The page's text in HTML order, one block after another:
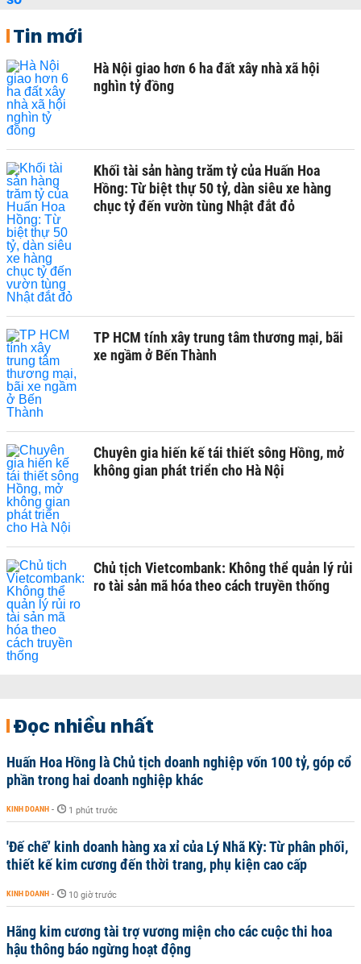
Tin mới
Hà Nội giao hơn 6 ha đất xây nhà xã hội
nghìn tỷ đồng
Khối tài sản hàng trăm tỷ của Huấn Hoa
Hồng: Từ biệt thự 50 tỷ, dàn siêu xe hàng
chục tỷ đến vườn tùng Nhật đắt đỏ
TP HCM tính xây trung tâm thương mại, bãi
xe ngầm ở Bến Thành
Chuyên gia hiến kế tái thiết sông Hồng, mở
không gian phát triển cho Hà Nội
Chủ tịch Vietcombank: Không thể quản lý rủi
ro tài sản mã hóa theo cách truyền thống
Đọc nhiều nhất
Huấn Hoa Hồng là Chủ tịch doanh nghiệp vốn 100 tỷ, góp cổ
phần trong hai doanh nghiệp khác
KINH DOANH - 1 phút trước
'Đế chế’ kinh doanh hàng xa xỉ của Lý Nhã Kỳ: Từ phân phối,
thiết kế kim cương đến thời trang, phụ kiện cao cấp
KINH DOANH - 10 giờ trước
Hãng kim cương tài trợ vương miện cho các cuộc thi hoa
hậu thông báo ngừng hoạt động